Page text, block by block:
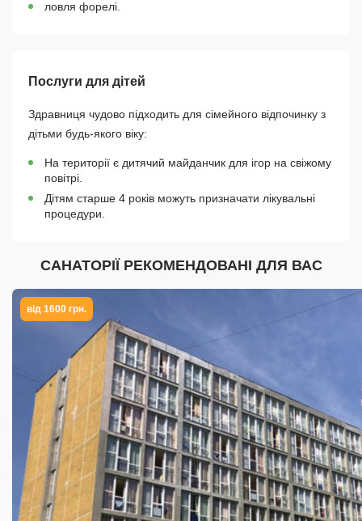
ловля форелі.
Послуги для дітей
Здравниця чудово підходить для сімейного відпочинку з
дітьми будь-якого віку:
На території є дитячий майданчик для ігор на свіжому
повітрі.
Дітям старше 4 років можуть призначати лікувальні
процедури.
САНАТОРІЇ РЕКОМЕНДОВАНІ ДЛЯ ВАС
від 1600 грн.